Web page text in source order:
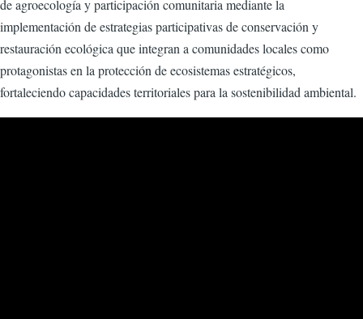
de agroecología y participación comunitaria mediante la
implementación de estrategias participativas de conservación y
restauración ecológica que integran a comunidades locales como
protagonistas en la protección de ecosistemas estratégicos,
fortaleciendo capacidades territoriales para la sostenibilidad ambiental.